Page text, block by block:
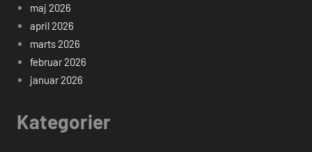
maj 2026
april 2026
marts 2026
februar 2026
januar 2026
Kategorier